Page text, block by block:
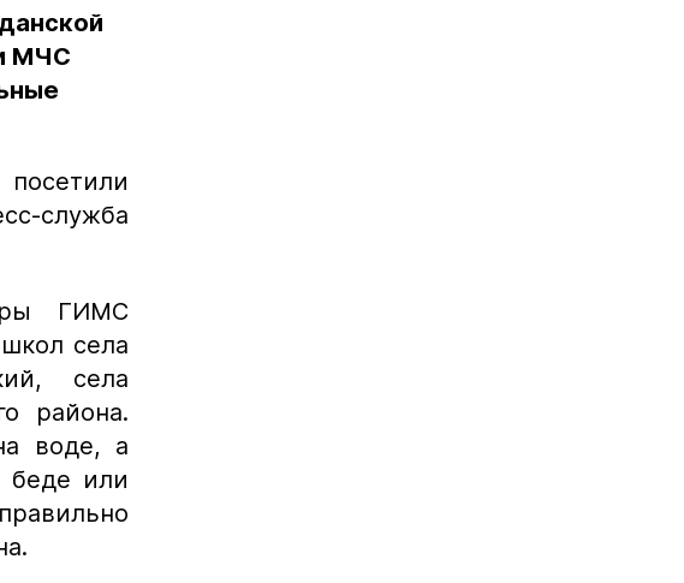
МЧС
служба
ГИМС
села
села
района.
воде, а
беде или